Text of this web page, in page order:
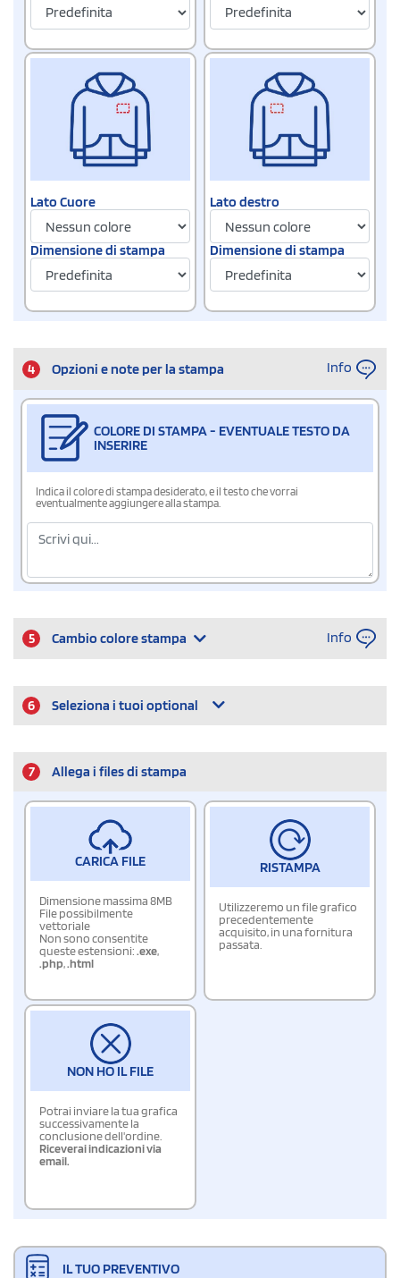
Lato Cuore
Dimensione di stampa
Lato destro
Dimensione di stampa
4 Opzioni e note per la stampa Info
COLORE DI STAMPA - EVENTUALE TESTO DA
INSERIRE
Indica il colore di stampa desiderato, e il testo che vorrai
eventualmente aggiungere alla stampa.
5 Cambio colore stampa Info
6 Seleziona i tuoi optional
7 Allega i files di stampa
CARICA FILE
Dimensione massima 8MB
File possibilmente
vettoriale
Non sono consentite
queste estensioni:.exe,
.php,.html
RISTAMPA
Utilizzeremo un file grafico
precedentemente
acquisito, in una fornitura
passata.
NON HO IL FILE
Potrai inviare la tua grafica
successivamente la
conclusione dell'ordine.
Riceverai indicazioni via
email.
IL TUO PREVENTIVO